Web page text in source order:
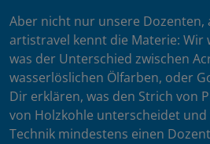
Aber nicht nur unsere Dozenten,
artistravel kennt die Materie: Wir
was der Unterschied zwischen
wasserlöslichen Ölfarben, oder
Dir erklären, was den Strich von
von Holzkohle unterscheidet
Technik mindestens einen